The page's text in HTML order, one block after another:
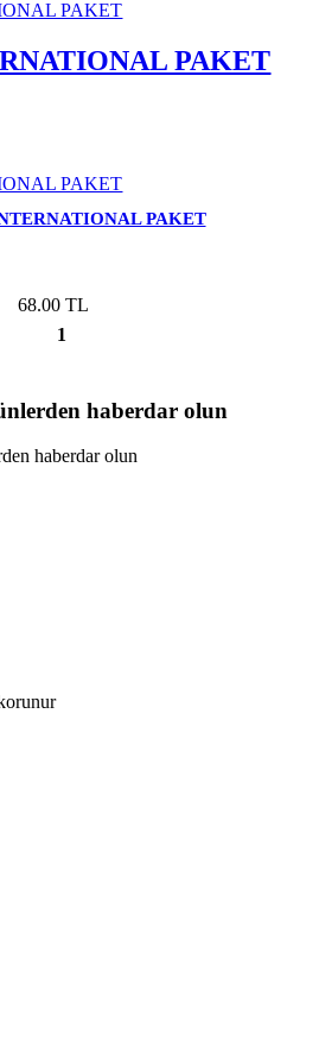
PAKET
PAKET
68.00 TL
1
haberdar olun